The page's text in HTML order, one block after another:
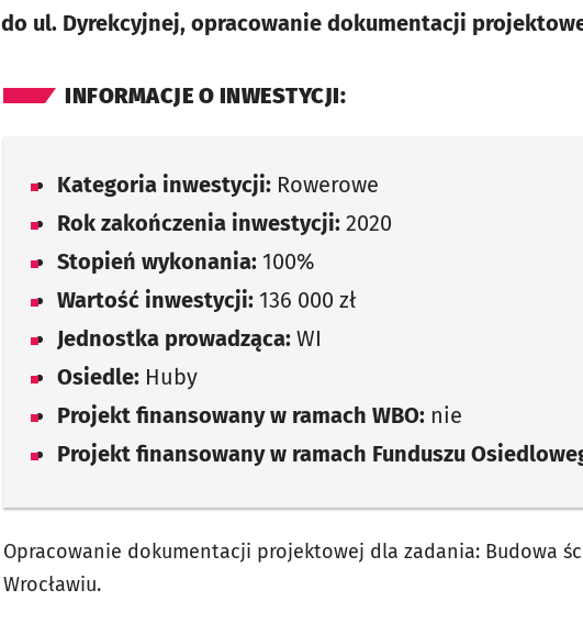
do ul. Dyrekcyjnej, opracowanie dokumentacji
INFORMACJE O INWESTYCJI:
Kategoria inwestycji: Rowerowe
Rok zakończenia inwestycji: 2020
Stopień wykonania: 100%
Wartość inwestycji: 136 000 zł
Jednostka prowadząca: WI
Osiedle: Huby
Projekt finansowany w ramach WBO: nie
Projekt finansowany w ramach Funduszu
Opracowanie dokumentacji projektowej dla zadania: Budowa
Wrocławiu.